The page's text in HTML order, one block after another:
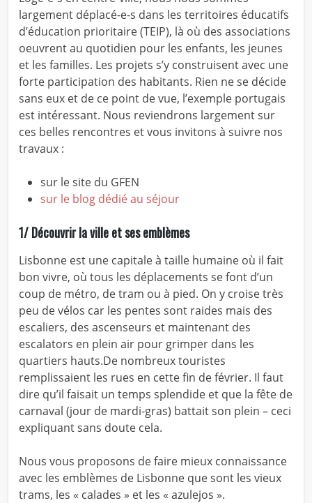
largement déplacé-e-s dans les territoires éducatifs
d’éducation prioritaire (TEIP), là où des associations
oeuvrent au quotidien pour les enfants, les jeunes
et les familles. Les projets s’y construisent avec une
forte participation des habitants. Rien ne se décide
sans eux et de ce point de vue, l’exemple portugais
est intéressant. Nous reviendrons largement sur
ces belles rencontres et vous invitons à suivre nos
travaux :
sur le site du GFEN
sur le blog dédié au séjour
1/Découvrir la ville et ses emblèmes
Lisbonne est une capitale à taille humaine où il fait
bon vivre, où tous les déplacements se font d’un
coup de métro, de tram ou à pied. On y croise très
peu de vélos car les pentes sont raides mais des
escaliers, des ascenseurs et maintenant des
escalators en plein air pour grimper dans les
quartiers hauts.De nombreux touristes
remplissaient les rues en cette fin de février. Il faut
dire qu’il faisait un temps splendide et que la fête de
carnaval (jour de mardi-gras) battait son plein – ceci
expliquant sans doute cela.
Nous vous proposons de faire mieux connaissance
avec les emblèmes de Lisbonne que sont les vieux
trams, les « calades » et les « azulejos ».